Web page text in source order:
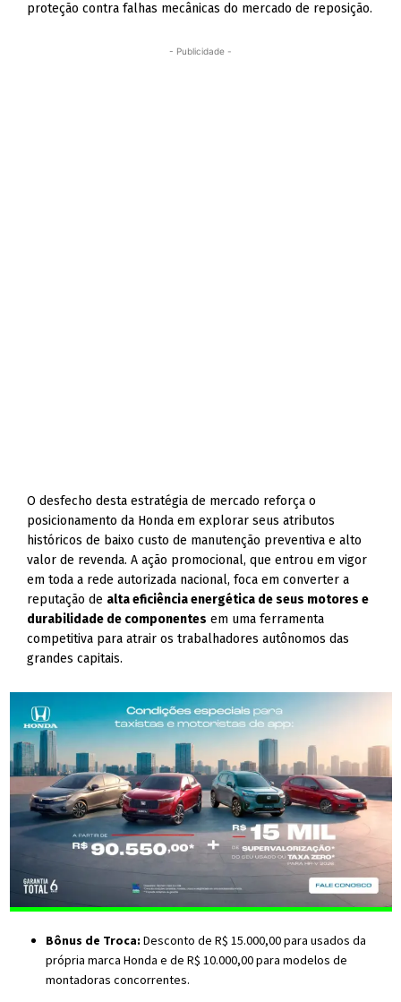
proteção contra falhas mecânicas do mercado de reposição.
- Publicidade -
O desfecho desta estratégia de mercado reforça o
posicionamento da Honda em explorar seus atributos
históricos de baixo custo de manutenção preventiva e alto
valor de revenda. A ação promocional, que entrou em vigor
em toda a rede autorizada nacional, foca em converter a
reputação de alta eficiência energética de seus motores e
durabilidade de componentes em uma ferramenta
competitiva para atrair os trabalhadores autônomos das
grandes capitais.
Bônus de Troca: Desconto de R$ 15.000,00 para usados da
própria marca Honda e de R$ 10.000,00 para modelos de
montadoras concorrentes.